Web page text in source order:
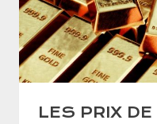
LES PRIX DE